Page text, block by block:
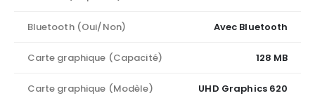
Bluetooth (Oui/Non) Avec Bluetooth
Carte graphique (Capacité) 128 MB
Carte graphique (Modèle) UHD Graphics 620